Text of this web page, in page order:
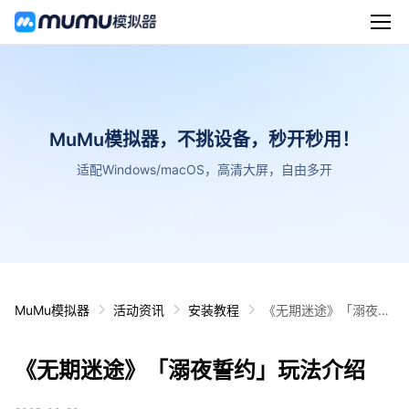
MuMu模拟器，不挑设备，秒开秒用！
适配Windows/macOS，高清大屏，自由多开
MuMu模拟器 活动资讯 安装教程
《无期迷途》「溺夜誓
《无期迷途》「溺夜誓约」玩法介绍